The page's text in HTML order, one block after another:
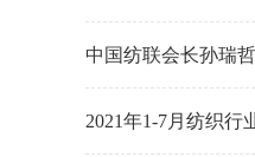
中国纺联会长孙瑞
2021年1-7月纺织行